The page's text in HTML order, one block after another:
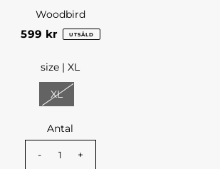
Woodbird
599 kr UTSÅLD
size |XL
XL
Antal
- +